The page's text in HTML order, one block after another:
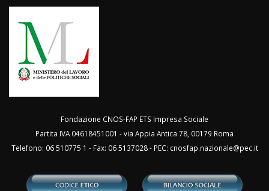
Fondazione CNOS-FAP ETS Impresa Sociale
Partita IVA 04618451001 - via Appia Antica 78, 00179 Roma
Telefono: 06 510775 1 - Fax: 06 5137028 - PEC: cnosfap.nazionale@pec.it